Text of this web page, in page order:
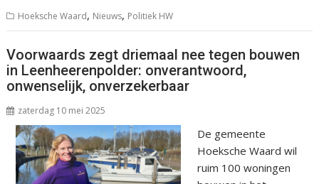
Hoeksche Waard, Nieuws, Politiek HW
Voorwaards zegt driemaal nee tegen bouwen
in Leenheerenpolder: onverantwoord,
onwenselijk, onverzekerbaar
zaterdag 10 mei 2025
De gemeente
Hoeksche Waard wil
ruim 100 woningen